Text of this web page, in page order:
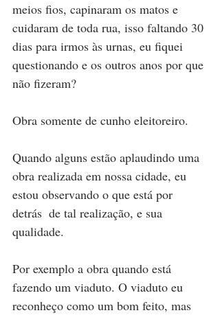
meios fios, capinaram os matos e
cuidaram de toda rua, isso faltando 30
dias para irmos às urnas, eu fiquei
questionando e os outros anos por que
não fizeram?
Obra somente de cunho eleitoreiro.
Quando alguns estão aplaudindo uma
obra realizada em nossa cidade, eu
estou observando o que está por
detrás  de tal realização, e sua
qualidade.
Por exemplo a obra quando está
fazendo um viaduto. O viaduto eu
reconheço como um bom feito, mas